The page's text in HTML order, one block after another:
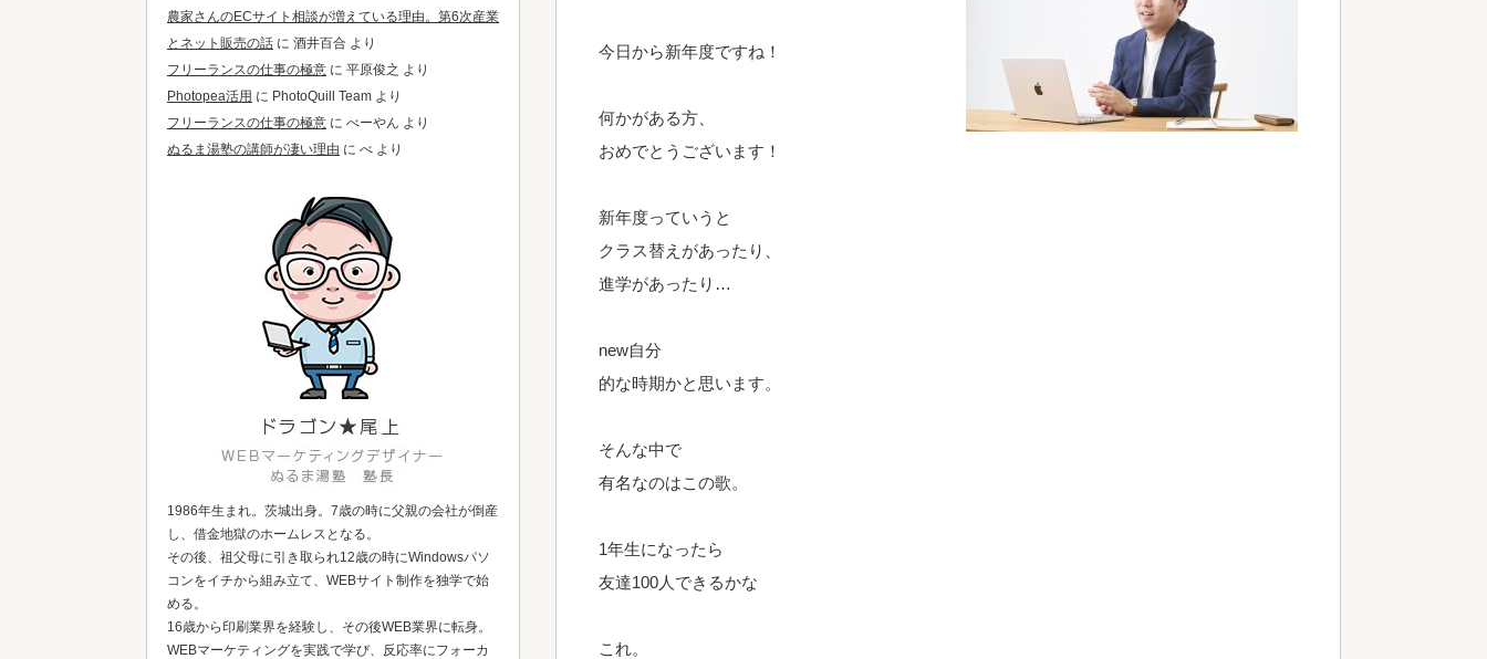
今日から新年度ですね！
何かがある方、
おめでとうございます！
新年度っていうと
クラス替えがあったり、
進学があったり…
new自分
的な時期かと思います。
そんな中で
有名なのはこの歌。
1年生になったら
友達100人できるかな
これ。
農家さんのECサイト相談が増えている理由。第6次産業
とネット販売の話 に 酒井百合 より
フリーランスの仕事の極意 に 平原俊之 より
Photopea活用 に PhotoQuill Team より
フリーランスの仕事の極意 に べーやん より
ぬるま湯塾の講師が凄い理由 に べ より
1986年生まれ。茨城出身。7歳の時に父親の会社が倒産
し、借金地獄のホームレスとなる。
その後、祖父母に引き取られ12歳の時にWindowsパソ
コンをイチから組み立て、WEBサイト制作を独学で始
める。
16歳から印刷業界を経験し、その後WEB業界に転身。
WEBマーケティングを実践で学び、反応率にフォーカ